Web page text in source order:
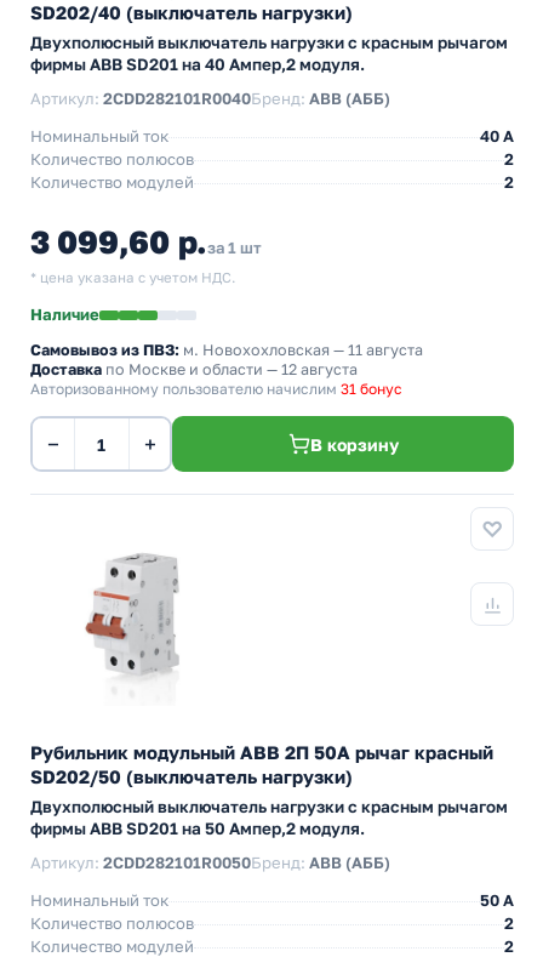
SD202/40 (выключатель нагрузки)
Двухполюсный выключатель нагрузки с красным рычагом
фирмы ABB SD201 на 40 Ампер,2 модуля.
Артикул: 2CDD282101R0040Бренд: ABB (АББ)
Номинальный ток
40 A
Количество полюсов
2
Количество модулей
2
3 099,60 р.за 1 шт
* цена указана с учетом НДС.
Наличие
Самовывоз из ПВЗ: м. Новохохловская — 11 августа
Доставка по Москве и области — 12 августа
Авторизованному пользователю начислим 31 бонус
− + В корзину
Рубильник модульный ABB 2П 50А рычаг красный
SD202/50 (выключатель нагрузки)
Двухполюсный выключатель нагрузки с красным рычагом
фирмы ABB SD201 на 50 Ампер,2 модуля.
Артикул: 2CDD282101R0050Бренд: ABB (АББ)
Номинальный ток
50 A
Количество полюсов
2
Количество модулей
2